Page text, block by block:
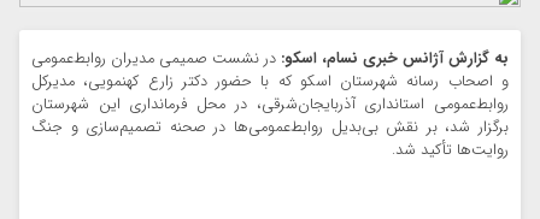
به گزارش آژانس خبری نسام، اسکو: در نشست صمیمی مدیران روابط‌عمومی
و اصحاب رسانه شهرستان اسکو که با حضور دکتر زارع کهنمویی، مدیرکل
روابط‌عمومی استانداری آذربایجان‌شرقی، در محل فرمانداری این شهرستان
برگزار شد، بر نقش بی‌بدیل روابط‌عمومی‌ها در صحنه تصمیم‌سازی و جنگ
روایت‌ها تأکید شد.